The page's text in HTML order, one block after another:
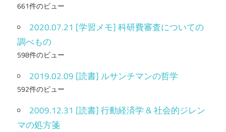
661件のビュー
2020.07.21 [学習メモ] 科研費審査についての
調べもの
598件のビュー
2019.02.09 [読書] ルサンチマンの哲学
592件のビュー
2009.12.31 [読書] 行動経済学 & 社会的ジレン
マの処方箋